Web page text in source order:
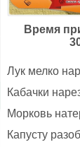
Время
Лук мелко
Кабачки
Морковь
Капусту